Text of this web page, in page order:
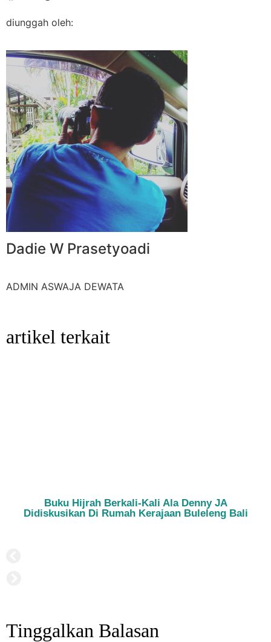
diunggah oleh:
Dadie W Prasetyoadi
ADMIN ASWAJA DEWATA
artikel terkait
Buku Hijrah Berkali-Kali Ala Denny JA
Didiskusikan Di Rumah Kerajaan Buleleng Bali
Tinggalkan Balasan